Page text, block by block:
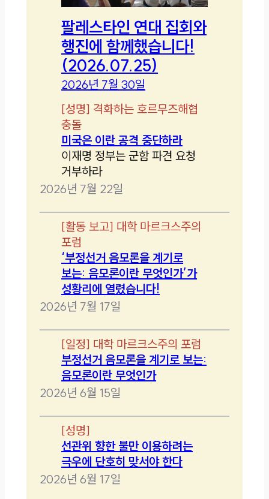
팔레스타인 연대 집회와
행진에 함께했습니다!
(2026.07.25)
2026년 7월 30일
[성명] 격화하는 호르무즈해협
충돌
미국은 이란 공격 중단하라
이재명 정부는 군함 파견 요청
거부하라
2026년 7월 22일
[활동 보고] 대학 마르크스주의
포럼
‘부정선거 음모론을 계기로
보는: 음모론이란 무엇인가’가
성황리에 열렸습니다!
2026년 7월 17일
[일정] 대학 마르크스주의 포럼
부정선거 음모론을 계기로 보는:
음모론이란 무엇인가
2026년 6월 15일
[성명]
선관위 향한 불만 이용하려는
극우에 단호히 맞서야 한다
2026년 6월 17일